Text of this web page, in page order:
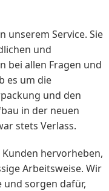
unserem Service. Sie
und
bei allen Fragen und
es um die
und den
in der neuen
stets Verlass.
hervorheben,
Arbeitsweise. Wir
und sorgen dafür,